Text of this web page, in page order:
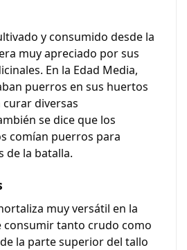
y consumido desde la
muy apreciado por sus
En la Edad Media,
puerros en sus huertos
diversas
se dice que los
comían puerros para
de la batalla.
muy versátil en la
consumir tanto crudo como
la parte superior del tallo